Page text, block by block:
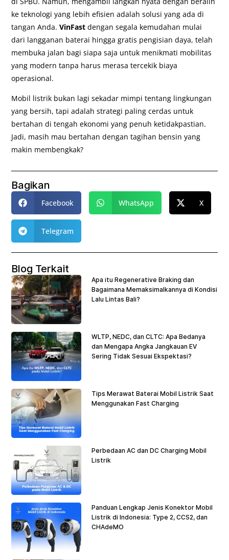
ke teknologi yang lebih efisien adalah solusi yang ada di
tangan Anda.VinFast dengan segala kemudahan mulai
dari langganan baterai hingga gratis pengisian daya, telah
membuka jalan bagi siapa saja untuk menikmati mobilitas
yang modern tanpa harus merasa tercekik biaya
operasional.
Mobil listrik bukan lagi sekadar mimpi tentang lingkungan
yang bersih, tapi adalah strategi paling cerdas untuk
bertahan di tengah ekonomi yang penuh ketidakpastian.
Jadi, masih mau bertahan dengan tagihan bensin yang
makin membengkak?
Bagikan
Facebook WhatsApp X
Telegram
Blog Terkait
Apa itu Regenerative Braking dan
Bagaimana Memaksimalkannya di Kondisi
Lalu Lintas Bali?
WLTP, NEDC, dan CLTC: Apa Bedanya
dan Mengapa Angka Jangkauan EV
Sering Tidak Sesuai Ekspektasi?
Tips Merawat Baterai Mobil Listrik Saat
Menggunakan Fast Charging
Perbedaan AC dan DC Charging Mobil
Listrik
Panduan Lengkap Jenis Konektor Mobil
Listrik di Indonesia: Type 2, CCS2, dan
CHAdeMO